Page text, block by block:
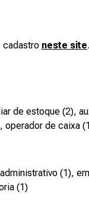
cadastro neste site.
de estoque (2),
operador de caixa
(1),
(1)